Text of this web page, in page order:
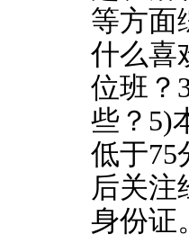
等方面
什么喜
位班？
些？ 5)
低于75
后关注
身份证